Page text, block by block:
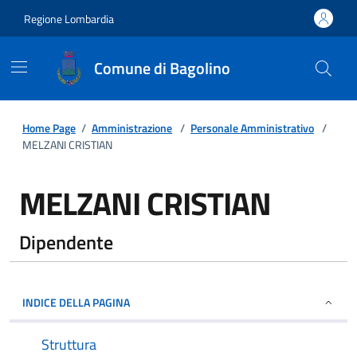
Regione Lombardia
Comune di Bagolino
Home Page / Amministrazione / Personale Amministrativo /
MELZANI CRISTIAN
MELZANI CRISTIAN
Dipendente
INDICE DELLA PAGINA
Struttura